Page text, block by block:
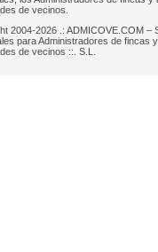
de vecinos.
2004-2026 .: ADMICOVE.COM –
para Administradores de fincas y
de vecinos ::. S.L.